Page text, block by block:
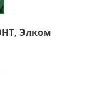
Элком